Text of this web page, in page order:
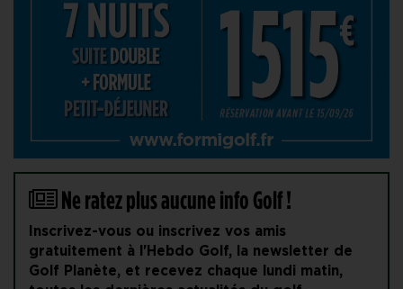
Ne ratez plus aucune info Golf !
Inscrivez-vous ou inscrivez vos amis
gratuitement à l'Hebdo Golf, la newsletter de
Golf Planète, et recevez chaque lundi matin,